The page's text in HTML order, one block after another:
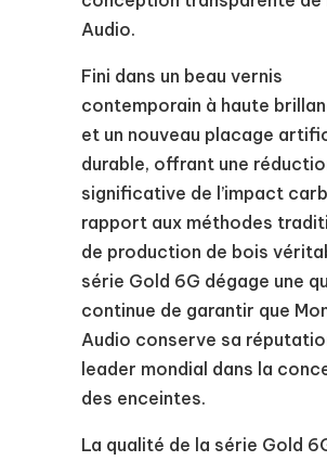
Audio.
Fini dans un beau vernis
contemporain à haute
et un nouveau placage
durable, offrant une
significative de l’impact
rapport aux méthodes
de production de bois
série Gold 6G dégage une
continue de garantir que
Audio conserve sa
leader mondial dans la
des enceintes.
La qualité de la série Gold